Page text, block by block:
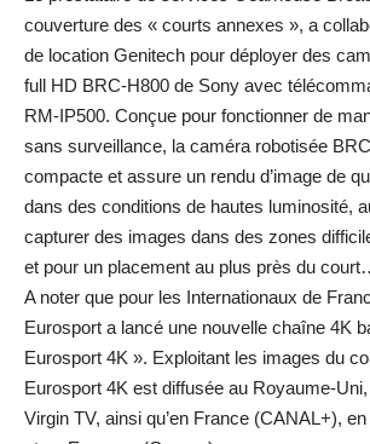
couverture des « courts annexes », a
de location Genitech pour déployer des
full HD BRC-H800 de Sony avec
RM-IP500. Conçue pour fonctionner de
sans surveillance, la caméra robotisée
compacte et assure un rendu d’image de
dans des conditions de hautes luminosité,
capturer des images dans des zones
et pour un placement au plus près du
A noter que pour les Internationaux de
Eurosport a lancé une nouvelle chaîne 4K
Eurosport 4K ». Exploitant les images du
Eurosport 4K est diffusée au Royaume-
Virgin TV, ainsi qu’en France (CANAL+),